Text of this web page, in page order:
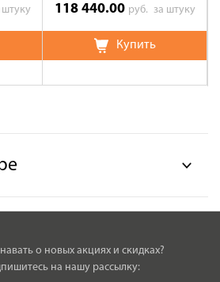
штуку 118 440.00 руб. за штуку
Купить
о новых акциях и скидках?
на нашу рассылку: